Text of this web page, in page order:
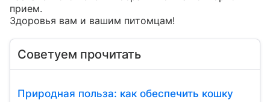
прием.
Здоровья вам и вашим питомцам!
Советуем прочитать
Природная польза: как обеспечить кошку